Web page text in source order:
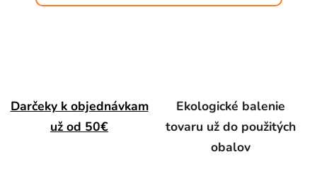
Darčeky k objednávkam
už od 50€
Ekologické balenie
tovaru už do použitých
obalov